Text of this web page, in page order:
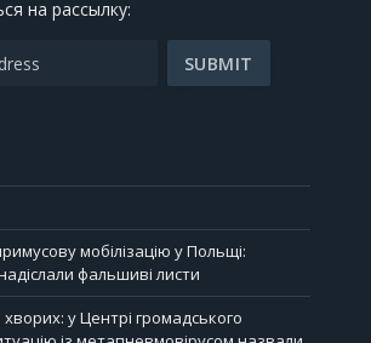
на рассылку:
мобілізацію у Польщі:
фальшиві листи
у Центрі громадського